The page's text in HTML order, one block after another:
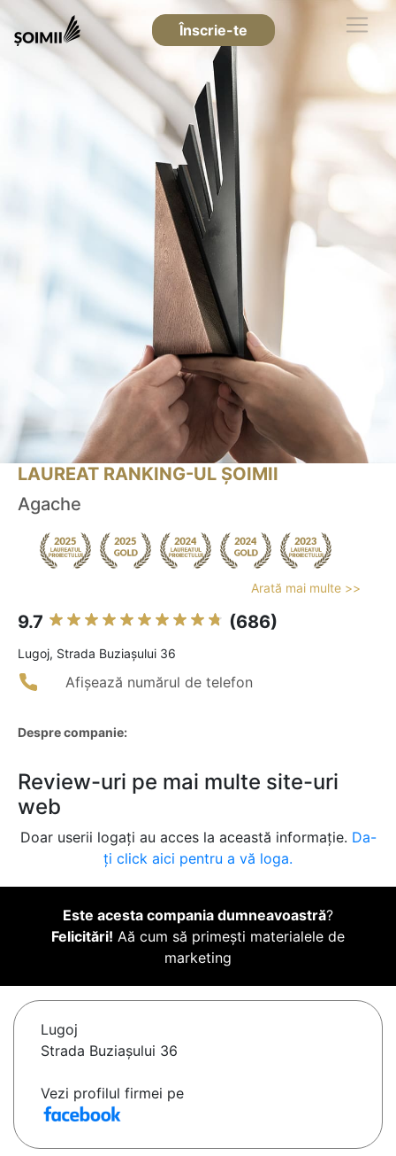
Înscrie-te
LAUREAT RANKING-UL ȘOIMII
Agache
Arată mai multe >>
9.7 (686)
Lugoj, Strada Buziașului 36
Afișează numărul de telefon
Despre companie:
Review-uri pe mai multe site-uri
web
Doar userii logați au acces la această informație. Da-
ți click aici pentru a vă loga.
Este acesta compania dumneavoastră?
Felicitări! Aă cum să primești materialele de
marketing
Lugoj
Strada Buziașului 36
Vezi profilul firmei pe